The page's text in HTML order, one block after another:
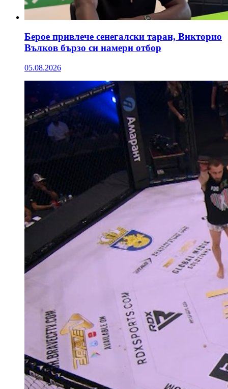
Берое привлече сенегалски таран, Викторио
Вълков бързо си намери отбор
05.08.2026